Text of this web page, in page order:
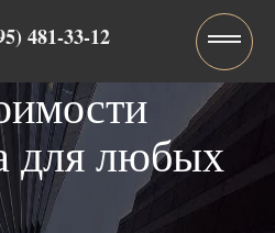
481-33-12‬‬
для любых